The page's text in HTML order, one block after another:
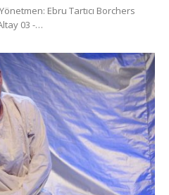
Ebru Tartıcı Borchers
03 -…